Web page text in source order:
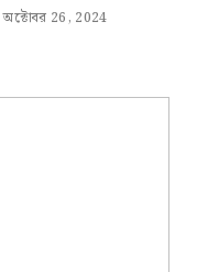
অক্টোবর 26, 2024